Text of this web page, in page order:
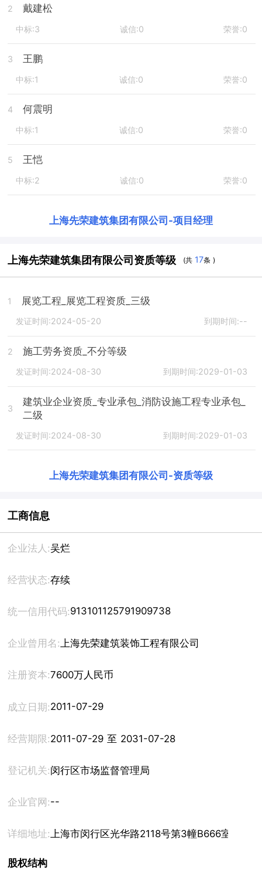
2 戴建松
中标:3 诚信:0 荣誉:0
3 王鹏
中标:1 诚信:0 荣誉:0
4 何震明
中标:1 诚信:0 荣誉:0
5 王恺
中标:2 诚信:0 荣誉:0
上海先荣建筑集团有限公司 -项目经理
上海先荣建筑集团有限公司资质等级 (共 17条 )
1 展览工程_展览工程资质_三级
发证时间:2024-05-20 到期时间:--
2 施工劳务资质_不分等级
发证时间:2024-08-30 到期时间:2029-01-03
3
建筑业企业资质_专业承包_消防设施工程专业承包_
二级
发证时间:2024-08-30 到期时间:2029-01-03
上海先荣建筑集团有限公司 -资质等级
工商信息
企业法人:吴烂
经营状态:存续
统一信用代码:913101125791909738
企业曾用名:上海先荣建筑装饰工程有限公司
注册资本:7600万人民币
成立日期:2011-07-29
经营期限: 2011-07-29 至 2031-07-28
登记机关:闵行区市场监督管理局
企业官网:--
详细地址: 上海市闵行区光华路2118号第3幢B666室
股权结构